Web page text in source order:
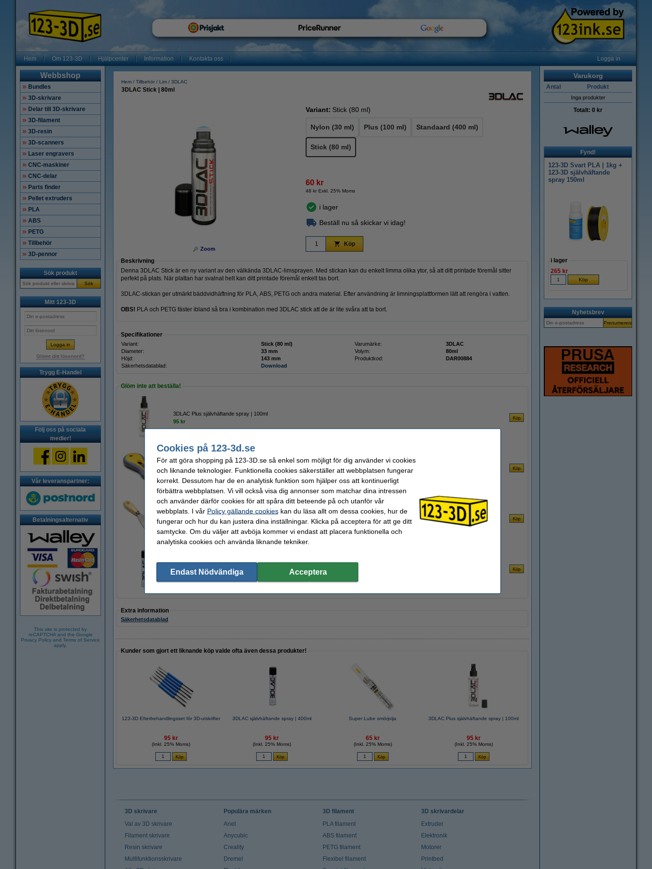
Hem Om 123-3D Hjälpcenter Information Kontakta oss Logga in
Webbshop
Bundles
3D-skrivare
Delar till 3D-skrivare
3D-filament
3D-resin
3D-scanners
Laser engravers
CNC-maskiner
CNC-delar
Parts finder
Pellet extruders
PLA
ABS
PETG
Tillbehör
3D-pennor
Sök produkt
Sök
Mitt 123-3D
Glömt ditt lösenord?
Trygg E-Handel
Följ oss på sociala
medier!
Vår leveranspartner:
Betalningsalternativ
This site is protected by
reCAPTCHA and the Google
Privacy Policy and Terms of Service
apply.
Hem Tillbehör Lim 3DLAC
3DLAC Stick | 80ml
Zoom
Variant: Stick (80 ml)
Nylon (30 ml) Plus (100 ml) Standaard (400 ml)
Stick (80 ml)
60 kr
48 kr Exkl. 25% Moms
i lager
Beställ nu så skickar vi idag!
Köp
Beskrivning
Denna 3DLAC Stick är en ny variant av den välkända 3DLAC-limsprayen. Med stickan kan du enkelt limma olika ytor, så att ditt printade föremål sitter
perfekt på plats. När plattan har svalnat helt kan ditt printade föremål enkelt tas bort.
3DLAC-stickan ger utmärkt bäddvidhäftning för PLA, ABS, PETG och andra material. Efter användning är limningsplattformen lätt att rengöra i vatten.
OBS! PLA och PETG fäster ibland så bra i kombination med 3DLAC stick att de är lite svåra att ta bort.
Specifikationer
Variant: Stick (80 ml) Varumärke:
3DLAC
Diameter:
33 mm Volym:
80ml
Höjd:
143 mm Produktkod:
DAR00884
Säkerhetsdatablad:
Download
Glöm inte att beställa!
3DLAC Plus självhäftande spray | 100ml
95 kr
123-3D Glasskrapa | 40mm
50 kr
KWB Spatel | 60mm
50 kr
3DLAC självhäftande spray | 400ml
95 kr
Extra information
Säkerhetsdatablad
Kunder som gjort ett liknande köp valde ofta även dessa produkter!
123-3D Efterbehandlingsset för 3D-utskrifter
95 kr
(Inkl. 25% Moms)
3DLAC självhäftande spray | 400ml
95 kr
(Inkl. 25% Moms)
Super Lube smörjolja
65 kr
(Inkl. 25% Moms)
3DLAC Plus självhäftande spray | 100ml
95 kr
(Inkl. 25% Moms)
Varukorg
Antal Produkt
Inga produkter
Totalt: 0 kr
Fynd!
123-3D Svart PLA | 1kg +
123-3D självhäftande
spray 150ml
i lager
265 kr
Nyhetsbrev
3D skrivare
Val av 3D skrivare
Filament skrivare
Resin skrivare
Multifunktionsskrivare
Populära märken
Anet
Anycubic
Creality
Dremel
3D filament
PLA filament
ABS filament
PETG filament
Flexibel filament
3D skrivardelar
Extruder
Elektronik
Motorer
Printbed
Cookies på 123-3d.se
För att göra shopping på 123-3D.se så enkel som möjligt för dig använder vi cookies
och liknande teknologier. Funktionella cookies säkerställer att webbplatsen fungerar
korrekt. Dessutom har de en analytisk funktion som hjälper oss att kontinuerligt
förbättra webbplatsen. Vi vill också visa dig annonser som matchar dina intressen
och använder därför cookies för att spåra ditt beteende på och utanför vår
webbplats. I vår Policy gällande cookieskan du läsa allt om dessa cookies, hur de
fungerar och hur du kan justera dina inställningar. Klicka på acceptera för att ge ditt
samtycke. Om du väljer att avböja kommer vi endast att placera funktionella och
analytiska cookies och använda liknande tekniker.
Endast Nödvändiga Acceptera